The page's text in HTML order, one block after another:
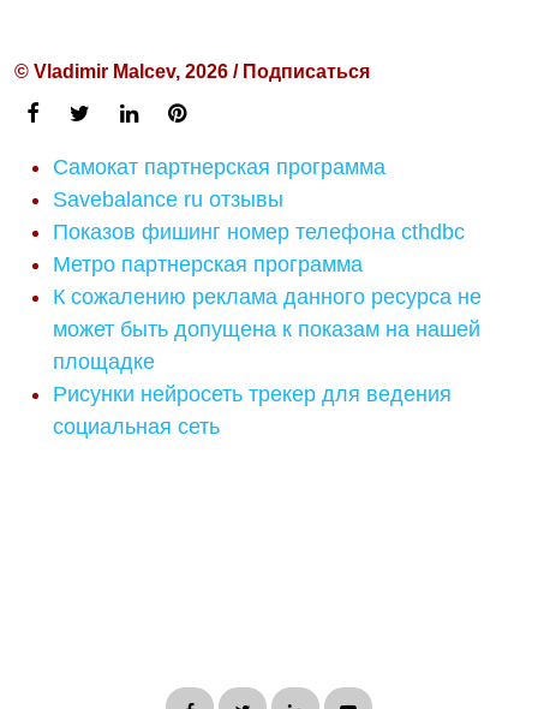
© Vladimir Malcev, 2026 / Подписаться
Самокат партнерская программа
Savebalance ru отзывы
Показов фишинг номер телефона cthdbc
Метро партнерская программа
К сожалению реклама данного ресурса не
может быть допущена к показам на нашей
площадке
Рисунки нейросеть трекер для ведения
социальная сеть